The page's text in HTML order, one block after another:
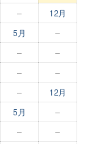
– 12月
5月
–
– –
–
–
– 12月
5月
–
– –